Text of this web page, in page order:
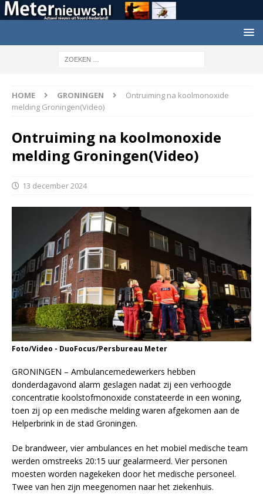
HOME GRONINGEN
Ontruiming na koolmonoxide
melding Groningen(Video)
Ontruiming na koolmonoxide
melding Groningen(Video)
13 december 2024
Foto/Video - DuoFocus/Persbureau Meter
GRONINGEN – Ambulancemedewerkers hebben
donderdagavond alarm geslagen nadat zij een verhoogde
concentratie koolstofmonoxide constateerde in een woning,
toen zij op een medische melding waren afgekomen aan de
Helperbrink in de stad Groningen.
De brandweer, vier ambulances en het mobiel medische team
werden omstreeks 20:15 uur gealarmeerd. Vier personen
moesten worden nagekeken door het medische personeel.
Twee van hen zijn meegenomen naar het ziekenhuis.